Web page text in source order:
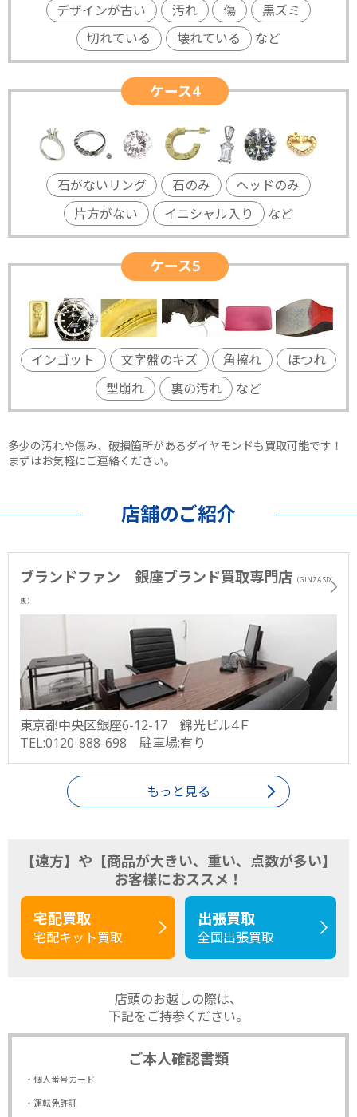
デザインが古い 汚れ 傷
黒ズミ
切れている
壊れている など
ケース4
石がないリング 石のみ
ヘッドのみ
片方がない
イニシャル入り など
ケース5
インゴット 文字盤のキズ 角擦れ
ほつれ
型崩れ
裏の汚れ など
多少の汚れや傷み、破損箇所があるダイヤモンドも買取可能です！
まずはお気軽にご連絡ください。
店舗のご紹介
ブランドファン 銀座ブランド買取専門店 （GINZA SIX
裏）
東京都中央区銀座6-12-17 錦光ビル4Ｆ
TEL:0120-888-698 駐車場:有り
もっと見る
【遠方】や【商品が大きい、重い、点数が多い】
お客様におススメ！
宅配買取
宅配キット買取
出張買取
全国出張買取
店頭のお越しの際は、
下記をご持参ください。
ご本人確認書類
・個人番号カード
・運転免許証